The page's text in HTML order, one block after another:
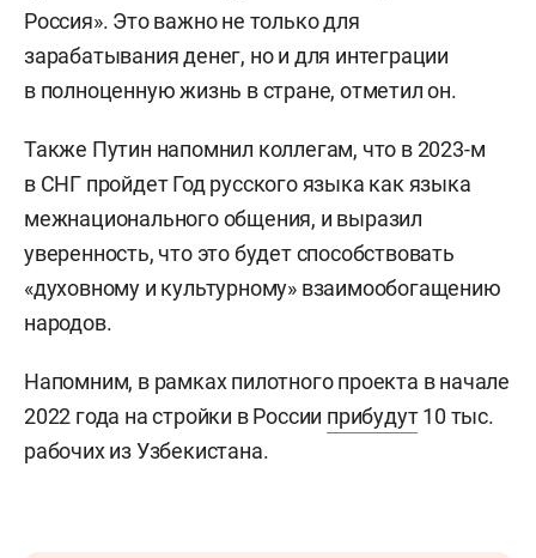
Россия». Это важно не только для
зарабатывания денег, но и для интеграции
в полноценную жизнь в стране, отметил он.
Также Путин напомнил коллегам, что в 2023-м
в СНГ пройдет Год русского языка как языка
межнационального общения, и выразил
уверенность, что это будет способствовать
«духовному и культурному» взаимообогащению
народов.
Напомним, в рамках пилотного проекта в начале
2022 года на стройки в России прибудут10 тыс.
рабочих из Узбекистана.